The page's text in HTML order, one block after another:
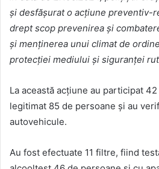
și desfășurat o acțiune preventiv-
drept scop prevenirea și
și menținerea unui climat de
protecției mediului și siguranței
La această acțiune au participat
legitimat 85 de persoane și au
autovehicule.
Au fost efectuate 11 filtre, fiind